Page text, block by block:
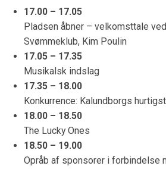
17.00 – 17.05
Pladsen åbner – velkomsttale
Svømmeklub, Kim Poulin
17.05 – 17.35
Musikalsk indslag
17.35 – 18.00
Konkurrence: Kalundborgs
18.00 – 18.50
The Lucky Ones
18.50 – 19.00
Opråb af sponsorer i forbindelse